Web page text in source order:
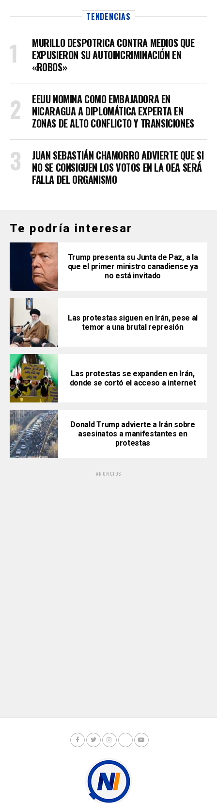
TENDENCIAS
MURILLO DESPOTRICA CONTRA MEDIOS QUE
EXPUSIERON SU AUTOINCRIMINACIÓN EN
«ROBOS»
EEUU NOMINA COMO EMBAJADORA EN
NICARAGUA A DIPLOMÁTICA EXPERTA EN
ZONAS DE ALTO CONFLICTO Y TRANSICIONES
JUAN SEBASTIÁN CHAMORRO ADVIERTE QUE SI
NO SE CONSIGUEN LOS VOTOS EN LA OEA SERÁ
FALLA DEL ORGANISMO
Te podría interesar
Trump presenta su Junta de Paz, a la
que el primer ministro canadiense ya
no está invitado
Las protestas siguen en Irán, pese al
temor a una brutal represión
Las protestas se expanden en Irán,
donde se cortó el acceso a internet
Donald Trump advierte a Irán sobre
asesinatos a manifestantes en
protestas
ANUNCIOS